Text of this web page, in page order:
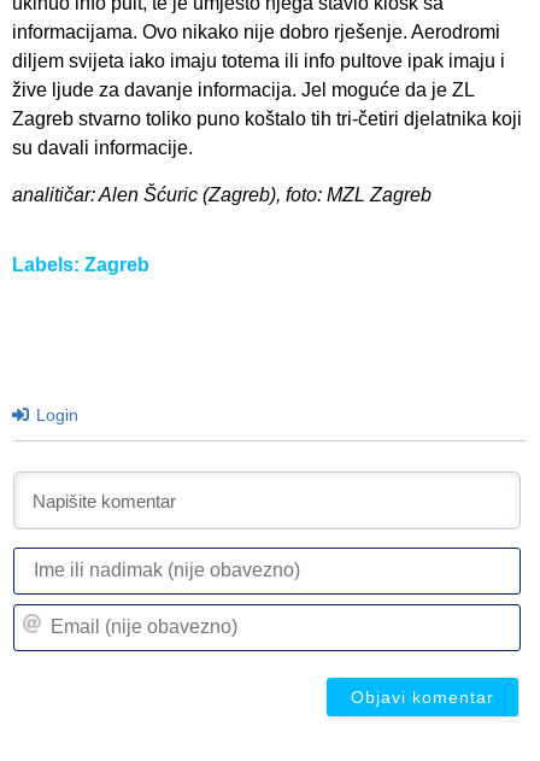
informacijama. Ovo nikako nije dobro rješenje. Aerodromi
diljem svijeta iako imaju totema ili info pultove ipak imaju i
žive ljude za davanje informacija. Jel moguće da je ZL
Zagreb stvarno toliko puno koštalo tih tri-četiri djelatnika koji
su davali informacije.
analitičar: Alen Šćuric (Zagreb), foto: MZL Zagreb
Labels: Zagreb
Login